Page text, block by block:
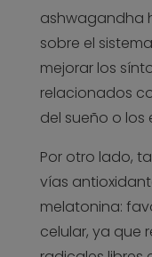
ashwagandha
sobre el
mejorar los
relacionados
del sueño o los
Por otro lado,
vías
melatonina:
celular, ya que